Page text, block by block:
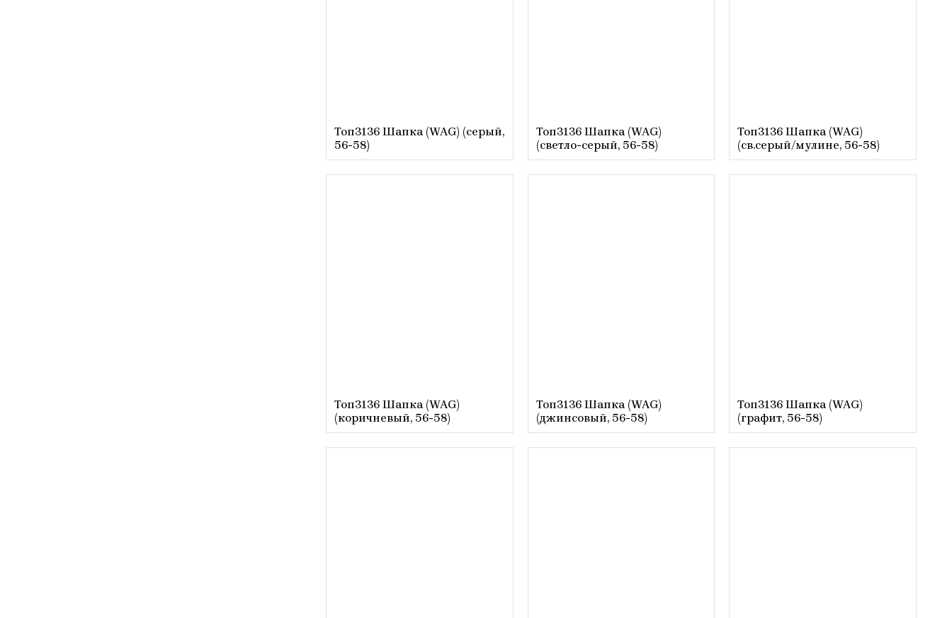
Топ3136 Шапка (WAG) (серый,
56-58)
Топ3136 Шапка (WAG)
(светло-серый, 56-58)
Топ3136 Шапка (WAG)
(св.серый/мулине, 56-58)
Топ3136 Шапка (WAG)
(коричневый, 56-58)
Топ3136 Шапка (WAG)
(джинсовый, 56-58)
Топ3136 Шапка (WAG)
(графит, 56-58)